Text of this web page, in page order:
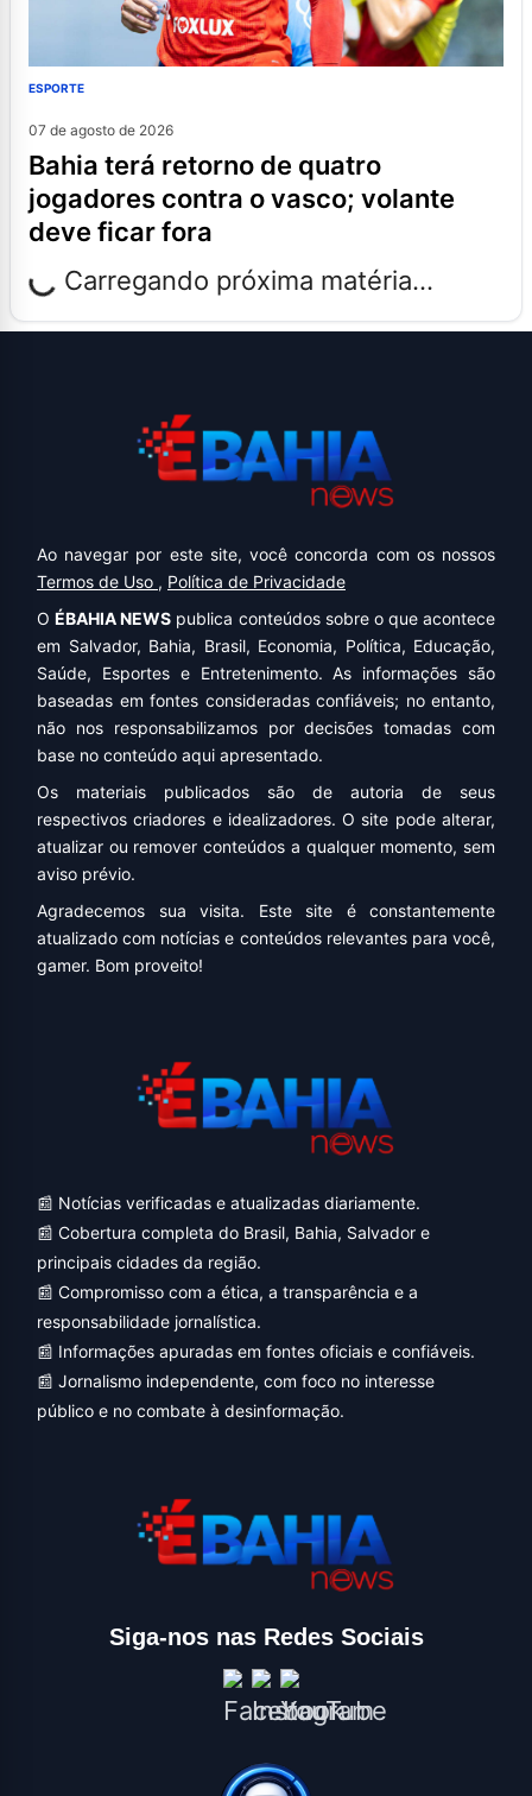
ESPORTE
07 de agosto de 2026
bahia terá retorno de quatro
jogadores contra o vasco; volante
deve ficar fora
Carregando próxima matéria...
Ao navegar por este site, você concorda com os nossos
Termos de Uso , Política de Privacidade
OÉBAHIA NEWS publica conteúdos sobre o que acontece
em Salvador, Bahia, Brasil, Economia, Política, Educação,
Saúde, Esportes e Entretenimento. As informações são
baseadas em fontes consideradas confiáveis; no entanto,
não nos responsabilizamos por decisões tomadas com
base no conteúdo aqui apresentado.
Os materiais publicados são de autoria de seus
respectivos criadores e idealizadores. O site pode alterar,
atualizar ou remover conteúdos a qualquer momento, sem
aviso prévio.
Agradecemos sua visita. Este site é constantemente
atualizado com notícias e conteúdos relevantes para você,
gamer. Bom proveito!
📰 Notícias verificadas e atualizadas diariamente.
📰 Cobertura completa do Brasil, Bahia, Salvador e
principais cidades da região.
📰 Compromisso com a ética, a transparência e a
responsabilidade jornalística.
📰 Informações apuradas em fontes oficiais e confiáveis.
📰 Jornalismo independente, com foco no interesse
público e no combate à desinformação.
Siga-nos nas Redes Sociais